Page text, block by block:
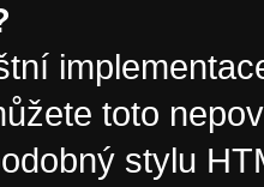
toto
stylu